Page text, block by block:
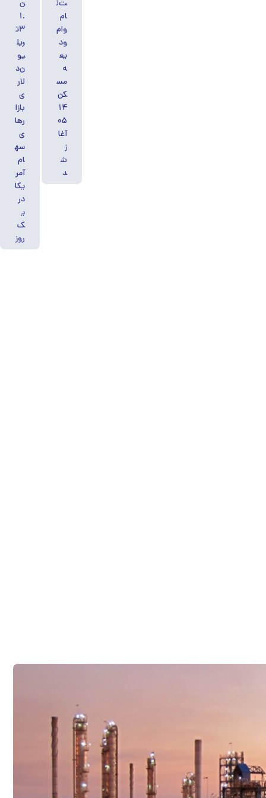
ت‌ن
ام
وام
ود
یع
ه
مس
کن
۱۴
۰۵
آغا
ز
ش
د
ن
۱.
۳ت
ریل
یو
ن‌د
لار
ی
بازا
رها
ی
سه
ام
آمر
یکا
در
ی
ک
روز